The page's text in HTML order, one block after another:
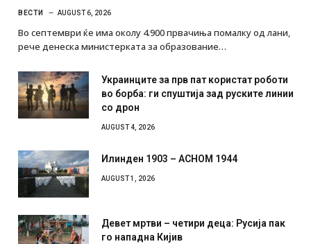
ВЕСТИ AUGUST 6, 2026
Во септември ќе има околу 4.900 првачиња помалку од лани,
рече денеска министерката за образование…
Украинците за прв пат користат роботи
во борба: ги спуштија зад руските линии
со дрон
AUGUST 4, 2026
Илинден 1903 – АСНОМ 1944
AUGUST 1, 2026
Девет мртви – четири деца: Русија пак
го нападна Кијив